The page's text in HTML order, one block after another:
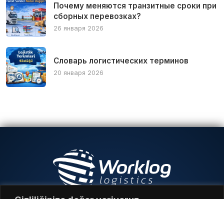
Почему меняются транзитные сроки при
сборных перевозках?
26 января 2026
Словарь логистических терминов
20 января 2026